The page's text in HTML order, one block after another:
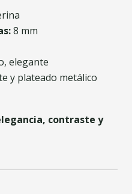
8 mm
elegante
y plateado metálico
contraste y